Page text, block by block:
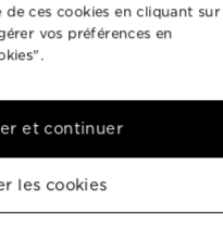
vos paroles ou
sonores.
ces cookies en cliquant sur
vos préférences en
les cookies
et continuer